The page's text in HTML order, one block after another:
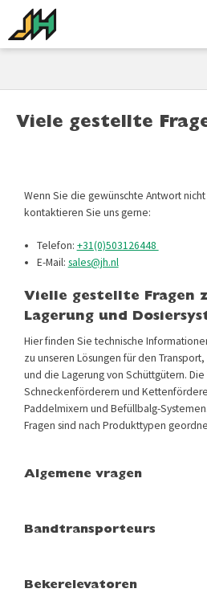
Viele gestellte
Wenn Sie die gewünschte Antwort
kontaktieren Sie uns gerne:
Telefon: +31(0)503126448
E-Mail: sales@jh.nl
Vielle gestellte Fragen
Lagerung und
Hier finden Sie technische
zu unseren Lösungen für den
und die Lagerung von Schüttgütern.
Schneckenförderern und
Paddelmixern und Befüllbalg-
Fragen sind nach Produkttypen
Algemene vragen
Bandtransporteurs
Bekerelevatoren